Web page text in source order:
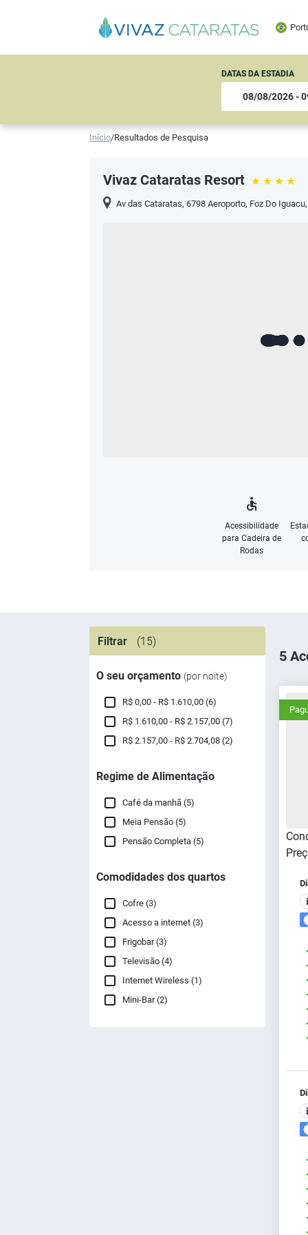
DATAS DA ESTADIA
Início/Resultados de Pesquisa
Vivaz Cataratas Resort
Av das Cataratas, 6798 Aeroporto, Foz Do Iguacu
Acessibilidade
para Cadeira de
Rodas
Filtrar (15)
O seu orçamento (por noite)
R$ 0,00 - R$ 1.610,00 (6)
R$ 1.610,00 - R$ 2.157,00 (7)
R$ 2.157,00 - R$ 2.704,08 (2)
Regime de Alimentação
Café da manhã (5)
Meia Pensão (5)
Pensão Completa (5)
Comodidades dos quartos
Cofre (3)
Acesso a internet (3)
Frigobar (3)
Televisão (4)
Internet Wireless (1)
Mini-Bar (2)
5